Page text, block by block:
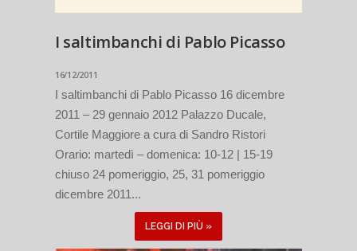
I saltimbanchi di Pablo Picasso
16/12/2011
I saltimbanchi di Pablo Picasso 16 dicembre
2011 – 29 gennaio 2012 Palazzo Ducale,
Cortile Maggiore a cura di Sandro Ristori
Orario: martedì – domenica: 10-12 | 15-19
chiuso 24 pomeriggio, 25, 31 pomeriggio
dicembre 2011...
LEGGI DI PIÙ »